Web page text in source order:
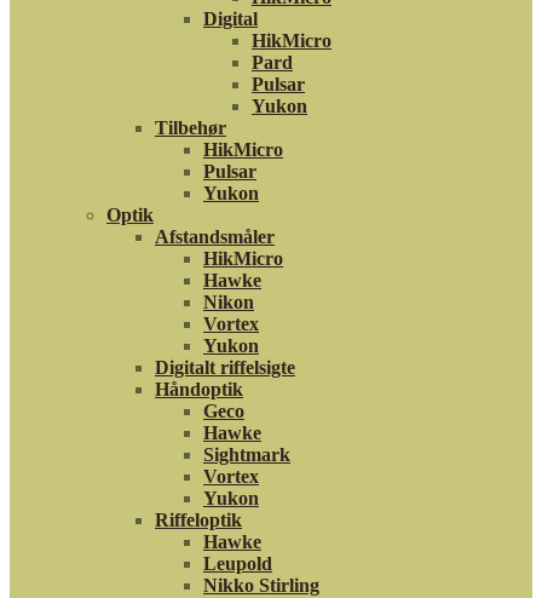
Digital
HikMicro
Pard
Pulsar
Yukon
Tilbehør
HikMicro
Pulsar
Yukon
Optik
Afstandsmåler
HikMicro
Hawke
Nikon
Vortex
Yukon
Digitalt riffelsigte
Håndoptik
Geco
Hawke
Sightmark
Vortex
Yukon
Riffeloptik
Hawke
Leupold
Nikko Stirling